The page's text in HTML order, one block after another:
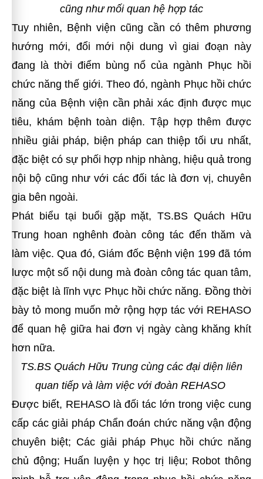
cũng như mối quan hệ hợp tác
Tuy nhiên, Bệnh viện cũng cần có thêm phương
hướng mới, đổi mới nội dung vì giai đoạn này
đang là thời điểm bùng nổ của ngành Phục hồi
chức năng thế giới. Theo đó, ngành Phục hồi chức
năng của Bệnh viện cần phải xác định được mục
tiêu, khám bệnh toàn diện. Tập hợp thêm được
nhiều giải pháp, biện pháp can thiệp tối ưu nhất,
đặc biệt có sự phối hợp nhịp nhàng, hiệu quả trong
nội bộ cũng như với các đối tác là đơn vị, chuyên
gia bên ngoài.
Phát biểu tại buổi gặp mặt, TS.BS Quách Hữu
Trung hoan nghênh đoàn công tác đến thăm và
làm việc. Qua đó, Giám đốc Bệnh viện 199 đã tóm
lược một số nội dung mà đoàn công tác quan tâm,
đặc biệt là lĩnh vực Phục hồi chức năng. Đồng thời
bày tỏ mong muốn mở rộng hợp tác với REHASO
để quan hệ giữa hai đơn vị ngày càng khăng khít
hơn nữa.
TS.BS Quách Hữu Trung cùng các đại diện liên
quan tiếp và làm việc với đoàn REHASO
Được biết, REHASO là đối tác lớn trong việc cung
cấp các giải pháp Chẩn đoán chức năng vận động
chuyên biệt; Các giải pháp Phục hồi chức năng
chủ động; Huấn luyện y học trị liệu; Robot thông